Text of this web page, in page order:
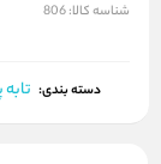
شناسه کالا:806
دسته بندی: